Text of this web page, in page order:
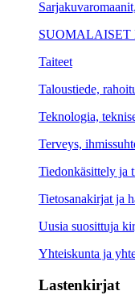
SUOMALAISET
Taiteet
Taloustiede,
Teknologia,
Terveys,
Tiedonkäsittely ja
Tietosanakirjat ja
Uusia suosittuja
Yhteiskunta ja
Lastenkirjat